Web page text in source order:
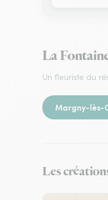
La
Un fleuriste du
Margny-lès-
Les